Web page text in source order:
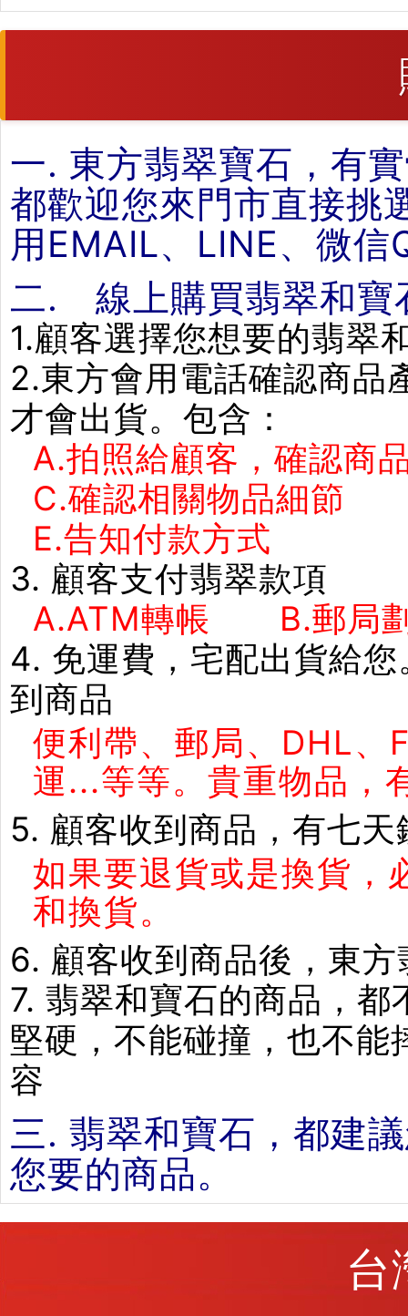
一. 東方翡翠寶石，有
都歡迎您來門市直接挑
用EMAIL、LINE、微信
二. 線上購買翡翠和寶
1.顧客選擇您想要的翡翠
2.東方會用電話確認商品
才會出貨。包含：
A.拍照給顧客，確認商
C.確認相關物品細
E.告知付款方式 F.
3. 顧客支付翡翠款項
A.ATM轉帳 B.郵局劃
4. 免運費，宅配出貨給
到商品
便利帶、郵局、DHL、
運...等等。貴重物品，
5. 顧客收到商品，有七
如果要退貨或是換貨，
和換貨。
6. 顧客收到商品後，東
7. 翡翠和寶石的商品，
堅硬，不能碰撞，也不
容
三. 翡翠和寶石，都建
您要的商品。
台